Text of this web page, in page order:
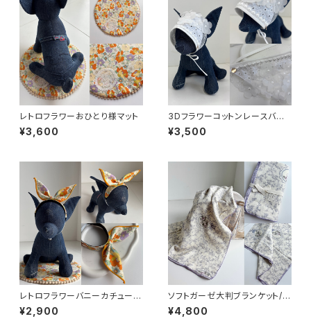
レトロフラワーおひとり様マット
¥3,600
3Dフラワーコットンレースバブ
ーシュカ※再販
¥3,500
レトロフラワーバニーカチューシ
ャ
¥2,900
ソフトガーゼ大判ブランケット/フ
ラワー
¥4,800